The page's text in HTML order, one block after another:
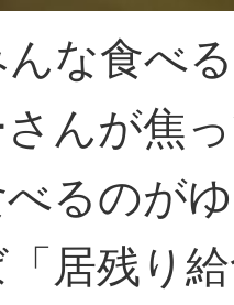
な食べ
んが焦
るのが
居残り